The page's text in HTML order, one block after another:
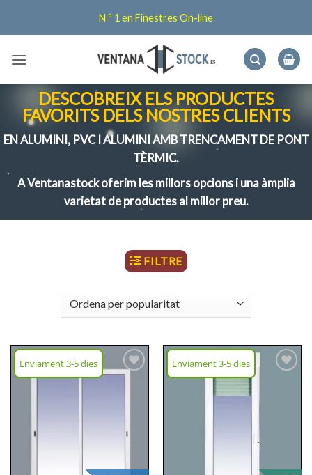
N º 1 en Finestres On-line
DESCOBREIX ELS PRODUCTES
FAVORITS DELS NOSTRES CLIENTS
EN ALUMINI, PVC I ALUMINI AMB TRENCAMENT DE PONT
TÈRMIC.
A Ventanastock oferim les millors opcions i una àmplia
varietat de productes al millor preu.
FILTRE
Enviament 3-5 dies Enviament 3-5 dies